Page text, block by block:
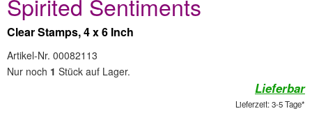
Clear Stamps, 4 x 6 Inch
Artikel-Nr. 00082113
Nur noch 1 Stück auf Lager.
Lieferbar
Lieferzeit: 3-5 Tage*